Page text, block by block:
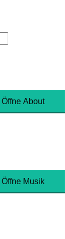
Öffne About
Öffne Musik